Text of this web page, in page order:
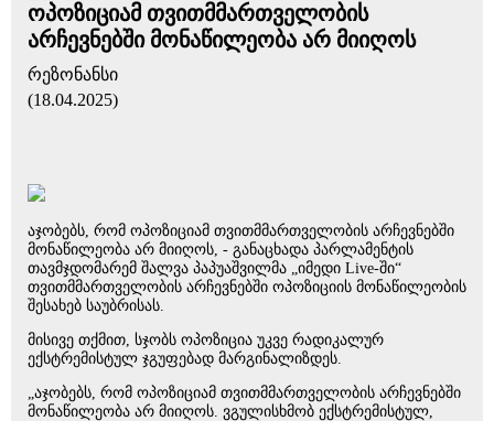
ოპოზიციამ თვითმმართველობის
არჩევნებში მონაწილეობა არ მიიღოს
რეზონანსი
(18.04.2025)
აჯობებს, რომ ოპოზიციამ თვითმმართველობის არჩევნებში
მონაწილეობა არ მიიღოს, - განაცხადა პარლამენტის
თავმჯდომარემ შალვა პაპუაშვილმა „იმედი Live-ში“
თვითმმართველობის არჩევნებში ოპოზიციის მონაწილეობის
შესახებ საუბრისას.
მისივე თქმით, სჯობს ოპოზიცია უკვე რადიკალურ
ექსტრემისტულ ჯგუფებად მარგინალიზდეს.
„აჯობებს, რომ ოპოზიციამ თვითმმართველობის არჩევნებში
მონაწილეობა არ მიიღოს. ვგულისხმობ ექსტრემისტულ,